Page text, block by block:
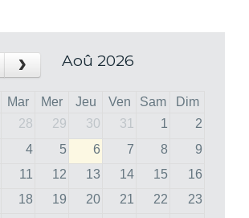
› Aoû 2026
Mar Mer Jeu Ven Sam
Dim
28 29 30 31 1
2
4 5 6 7 8
9
11 12 13 14 15
16
18 19 20 21 22
23